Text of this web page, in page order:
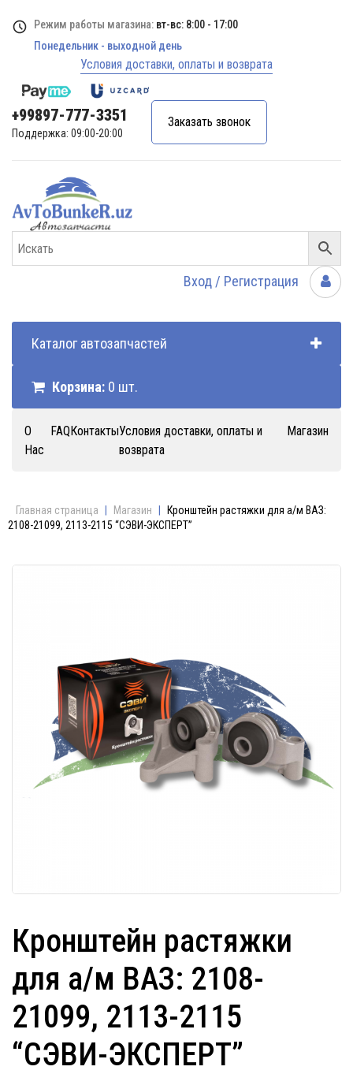
Режим работы магазина: вт-вс: 8:00 - 17:00
Понедельник - выходной день
Условия доставки, оплаты и возврата
+99897-777-3351
Поддержка: 09:00-20:00
Заказать звонок
Вход / Регистрация
Каталог автозапчастей
Корзина: 0 шт.
О
Нас
FAQКонтактыУсловия доставки, оплаты и
возврата
Магазин
Главная страница Магазин
Кронштейн растяжки для а/м ВАЗ:
2108-21099, 2113-2115 “СЭВИ-ЭКСПЕРТ”
Кронштейн растяжки
для а/м ВАЗ: 2108-
21099, 2113-2115
“СЭВИ-ЭКСПЕРТ”